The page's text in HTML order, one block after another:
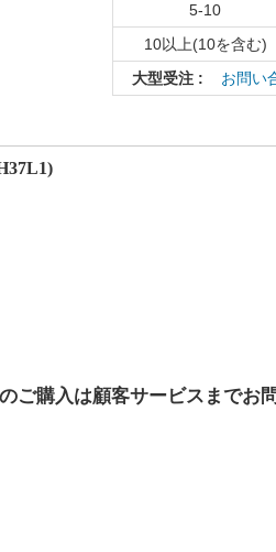
5-10
10以上(10を含む)
大型受注 : お問い
ご購入は顧客サービスまでお